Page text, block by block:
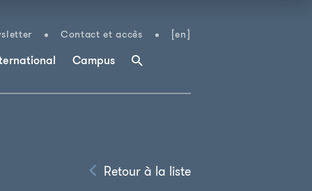
Contact et accès [en]
Campus
Retour à la liste